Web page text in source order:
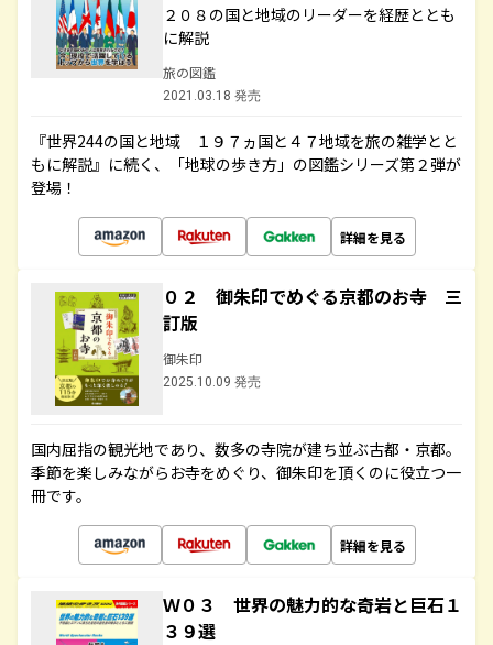
２０８の国と地域のリーダーを経歴ととも
に解説
旅の図鑑
2021.03.18 発売
『世界244の国と地域 １９７ヵ国と４７地域を旅の雑学とと
もに解説』に続く、「地球の歩き方」の図鑑シリーズ第２弾が
登場！
詳細を見る
０２ 御朱印でめぐる京都のお寺 三
訂版
御朱印
2025.10.09 発売
国内屈指の観光地であり、数多の寺院が建ち並ぶ古都・京都。
季節を楽しみながらお寺をめぐり、御朱印を頂くのに役立つ一
冊です。
詳細を見る
Ｗ０３ 世界の魅力的な奇岩と巨石１
３９選